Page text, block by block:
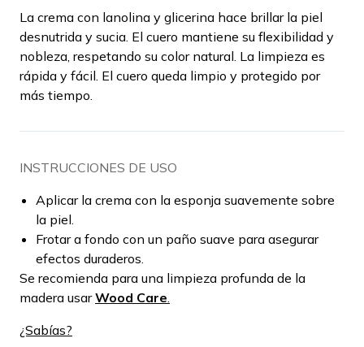
La crema con lanolina y glicerina hace brillar la piel
desnutrida y sucia. El cuero mantiene su flexibilidad y
nobleza, respetando su color natural. La limpieza es
rápida y fácil. El cuero queda limpio y protegido por
más tiempo.
INSTRUCCIONES DE USO
Aplicar la crema con la esponja suavemente sobre
la piel.
Frotar a fondo con un paño suave para asegurar
efectos duraderos.
Se recomienda para una limpieza profunda de la
madera usarWood Care
¿Sabías?